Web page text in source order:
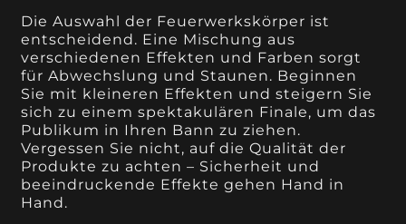
Die Auswahl der Feuerwerkskörper ist
entscheidend. Eine Mischung aus
verschiedenen Effekten und Farben sorgt
für Abwechslung und Staunen. Beginnen
Sie mit kleineren Effekten und steigern Sie
sich zu einem spektakulären Finale, um das
Publikum in Ihren Bann zu ziehen.
Vergessen Sie nicht, auf die Qualität der
Produkte zu achten – Sicherheit und
beeindruckende Effekte gehen Hand in
Hand.